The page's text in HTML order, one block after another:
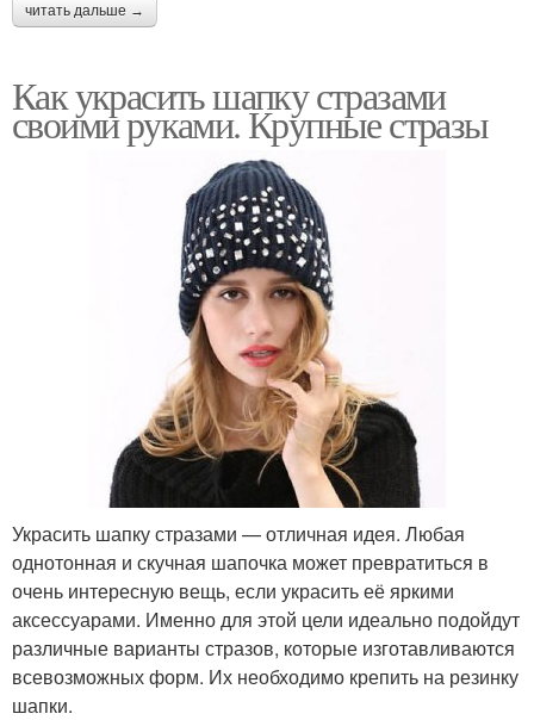
читать дальше →
Как украсить шапку стразами
своими руками. Крупные стразы
Украсить шапку стразами — отличная идея. Любая
однотонная и скучная шапочка может превратиться в
очень интересную вещь, если украсить её яркими
аксессуарами. Именно для этой цели идеально подойдут
различные варианты стразов, которые изготавливаются
всевозможных форм. Их необходимо крепить на резинку
шапки.